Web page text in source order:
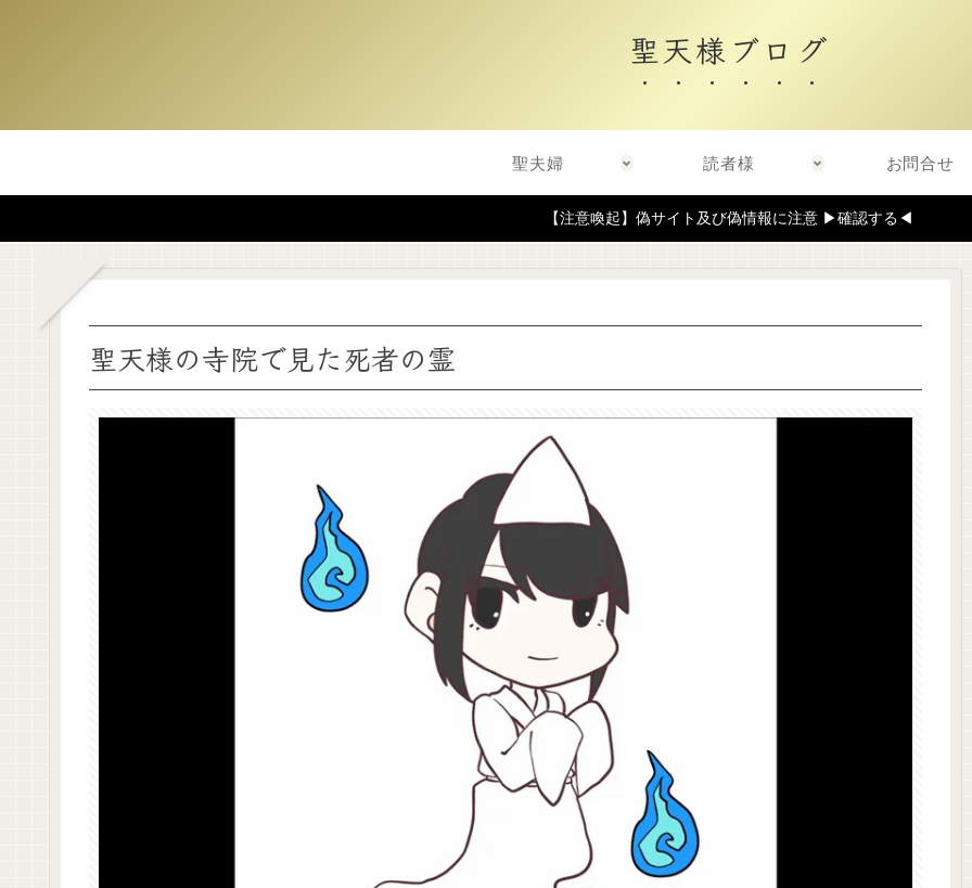
聖天様ブログ
聖夫婦 読者様 お問合せ
【注意喚起】偽サイト及び偽情報に注意 ▶確認する◀
聖天様の寺院で見た死者の霊